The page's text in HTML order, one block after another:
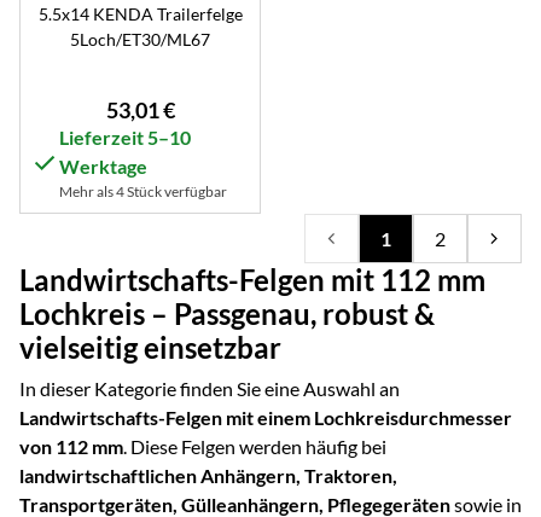
5.5x14 KENDA Trailerfelge
5Loch/ET30/ML67
53,01€
Lieferzeit 5–10
Werktage
Mehr als 4 Stück verfügbar
1 2
Landwirtschafts-Felgen mit 112 mm
Lochkreis – Passgenau, robust &
vielseitig einsetzbar
In dieser Kategorie finden Sie eine Auswahl an
Landwirtschafts-Felgen mit einem Lochkreisdurchmesser
von 112 mm. Diese Felgen werden häufig bei
landwirtschaftlichen Anhängern, Traktoren,
Transportgeräten, Gülleanhängern, Pflegegerätensowie in